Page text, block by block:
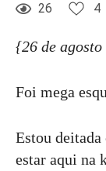
26 4
{26 de
Foi mega
Estou
estar aqui na